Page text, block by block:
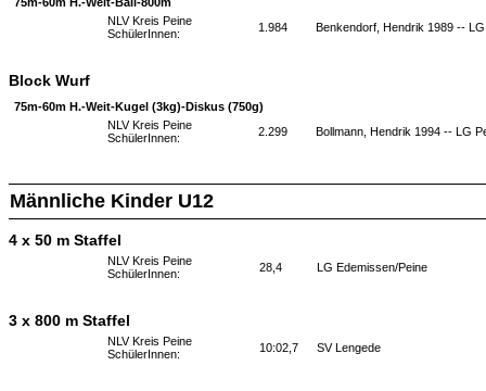
NLV Kreis Peine
SchülerInnen:
1.984 Benkendorf, Hendrik 1989 --
Block Wurf
75m-60m H.-Weit-Kugel (3kg)-Diskus (750g)
NLV Kreis Peine
SchülerInnen:
2.299 Bollmann, Hendrik 1994 -- LG
Männliche Kinder U12
4 x 50 m Staffel
NLV Kreis Peine
SchülerInnen:
28,4 LG Edemissen/Peine
3 x 800 m Staffel
NLV Kreis Peine
SchülerInnen:
10:02,7 SV Lengede